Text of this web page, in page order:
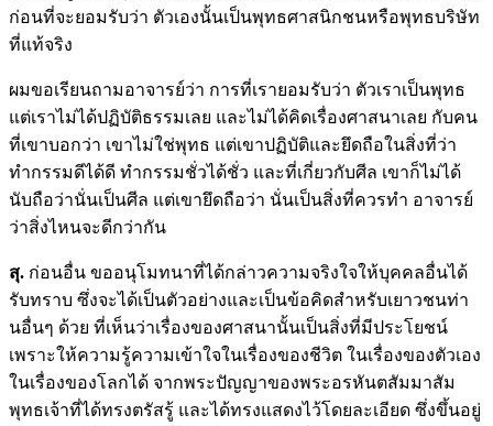
ก่อนที่จะยอมรับว่า ตัวเองนั้นเป็นพุทธศาสนิกชนหรือพุทธบริษัท
ที่แท้จริง
ผมขอเรียนถามอาจารย์ว่า การที่เรายอมรับว่า ตัวเราเป็นพุทธ
แต่เราไม่ได้ปฏิบัติธรรมเลย และไม่ได้คิดเรื่องศาสนาเลย กับคน
ที่เขาบอกว่า เขาไม่ใช่พุทธ แต่เขาปฏิบัติและยึดถือในสิ่งที่ว่า
ทำกรรมดีได้ดี ทำกรรมชั่วได้ชั่ว และที่เกี่ยวกับศีล เขาก็ไม่ได้
นับถือว่านั่นเป็นศีล แต่เขายึดถือว่า นั่นเป็นสิ่งที่ควรทำ อาจารย์
ว่าสิ่งไหนจะดีกว่ากัน
สุ. ก่อนอื่น ขออนุโมทนาที่ได้กล่าวความจริงใจให้บุคคลอื่นได้
รับทราบ ซึ่งจะได้เป็นตัวอย่างและเป็นข้อคิดสำหรับเยาวชนท่า
นอื่นๆ ด้วย ที่เห็นว่าเรื่องของศาสนานั้นเป็นสิ่งที่มีประโยชน์
เพราะให้ความรู้ความเข้าใจในเรื่องของชีวิต ในเรื่องของตัวเอง
ในเรื่องของโลกได้ จากพระปัญญาของพระอรหันตสัมมาสัม
พุทธเจ้าที่ได้ทรงตรัสรู้ และได้ทรงแสดงไว้โดยละเอียด ซึ่งขึ้นอยู่